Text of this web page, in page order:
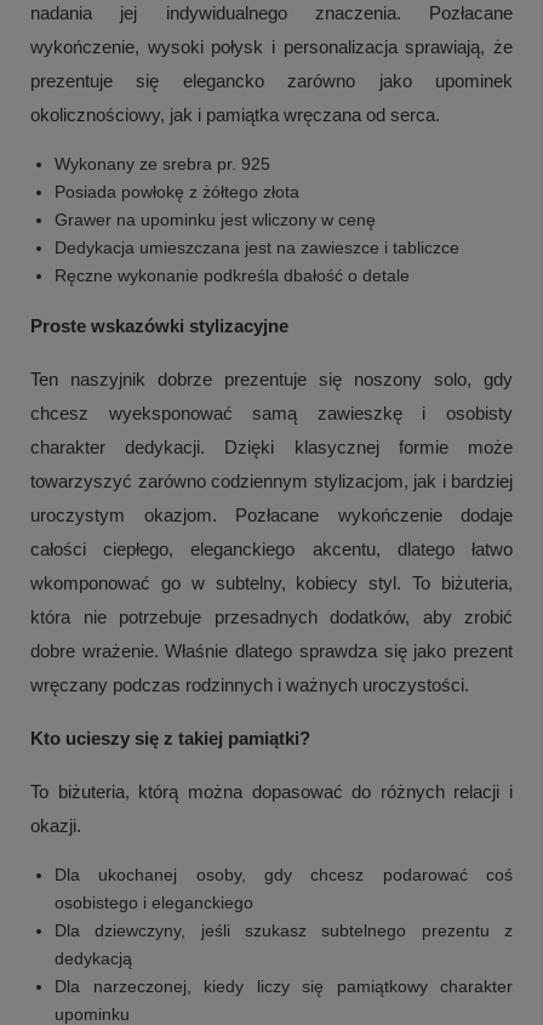
nadania jej indywidualnego znaczenia. Pozłacane
wykończenie, wysoki połysk i personalizacja sprawiają, że
prezentuje się elegancko zarówno jako upominek
okolicznościowy, jak i pamiątka wręczana od serca.
Wykonany ze srebra pr. 925
Posiada powłokę z żółtego złota
Grawer na upominku jest wliczony w cenę
Dedykacja umieszczana jest na zawieszce i tabliczce
Ręczne wykonanie podkreśla dbałość o detale
Proste wskazówki stylizacyjne
Ten naszyjnik dobrze prezentuje się noszony solo, gdy
chcesz wyeksponować samą zawieszkę i osobisty
charakter dedykacji. Dzięki klasycznej formie może
towarzyszyć zarówno codziennym stylizacjom, jak i bardziej
uroczystym okazjom. Pozłacane wykończenie dodaje
całości ciepłego, eleganckiego akcentu, dlatego łatwo
wkomponować go w subtelny, kobiecy styl. To biżuteria,
która nie potrzebuje przesadnych dodatków, aby zrobić
dobre wrażenie. Właśnie dlatego sprawdza się jako prezent
wręczany podczas rodzinnych i ważnych uroczystości.
Kto ucieszy się z takiej pamiątki?
To biżuteria, którą można dopasować do różnych relacji i
okazji.
Dla ukochanej osoby, gdy chcesz podarować coś
osobistego i eleganckiego
Dla dziewczyny, jeśli szukasz subtelnego prezentu z
dedykacją
Dla narzeczonej, kiedy liczy się pamiątkowy charakter
upominku